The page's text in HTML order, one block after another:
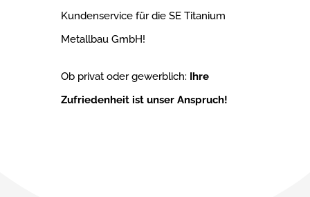
Kundenservice für die SE Titanium
Metallbau GmbH!
Ob privat oder gewerblich: Ihre
Zufriedenheit ist unser Anspruch!